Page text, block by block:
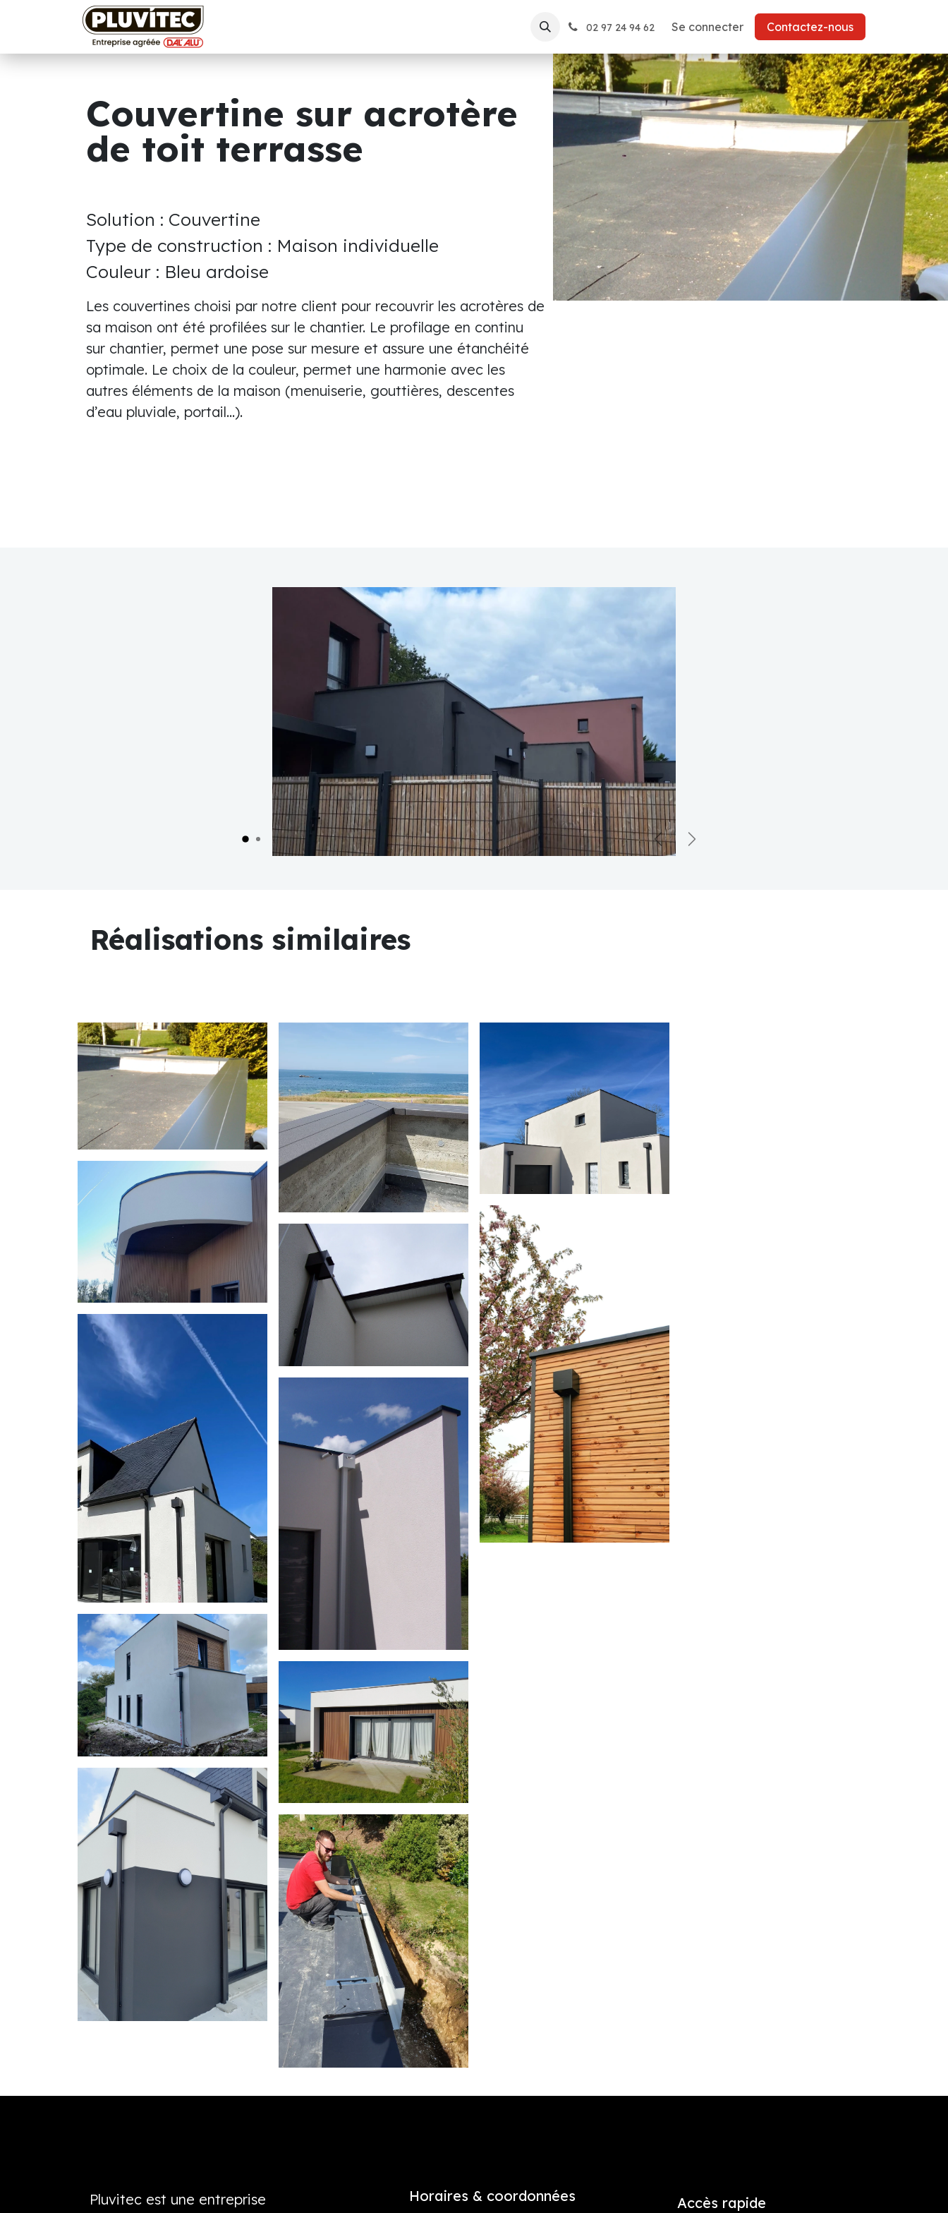
Se rendre au contenu
Blog Postes02 97 24 94 62 Se connecter Contactez-nous
Couvertine sur acrotère
de toit terrasse
Solution : Couvertine
Type de construction : Maison individuelle
Couleur : Bleu ardoise
Les couvertines choisi par notre client pour recouvrir les acrotères de
sa maison ont été profilées sur le chantier. Le profilage en continu
sur chantier, permet une pose sur mesure et assure une étanchéité
optimale. Le choix de la couleur, permet une harmonie avec les
autres éléments de la maison (menuiserie, gouttières, descentes
d’eau pluviale, portail…).
PrécédentSuivant
Réalisations similaires
Accès rapide
Pluvitec est une entreprise
Horaires & coordonnées